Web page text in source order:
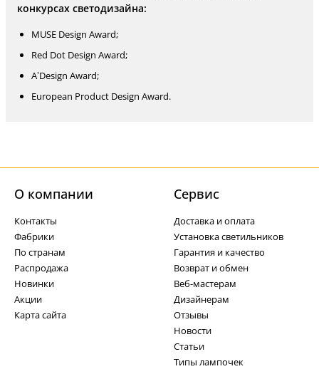
конкурсах светодизайна:
MUSE Design Award;
Red Dot Design Award;
A’Design Award;
European Product Design Award.
О компании
Контакты
Фабрики
По странам
Распродажа
Новинки
Акции
Карта сайта
Cервис
Доставка и оплата
Установка светильников
Гарантия и качество
Возврат и обмен
Веб-мастерам
Дизайнерам
Отзывы
Новости
Статьи
Типы лампочек